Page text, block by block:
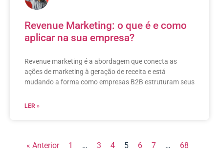
Revenue Marketing: o que é e como
aplicar na sua empresa?
Revenue marketing é a abordagem que conecta as
ações de marketing à geração de receita e está
mudando a forma como empresas B2B estruturam seus
LER »
« Anterior 1 … 3 4 5 6 7 …
68